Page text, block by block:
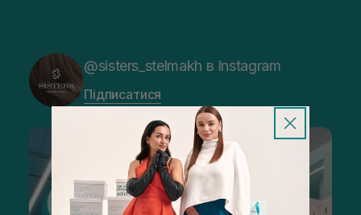
@sisters_stelmakh в Instagram
Підписатися